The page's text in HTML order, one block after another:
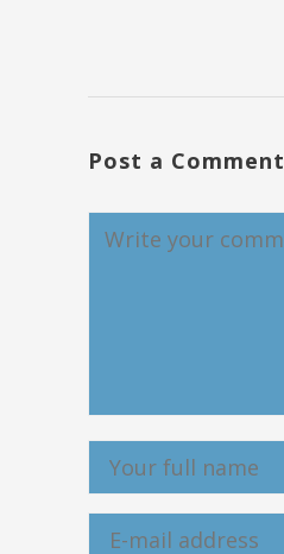
Post a Comment